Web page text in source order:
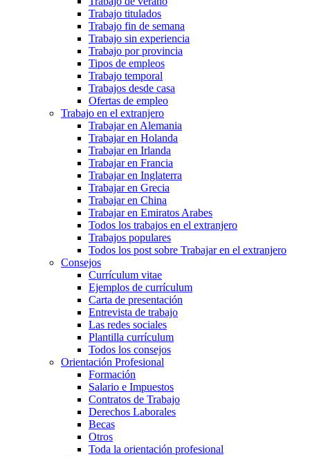
Trabajo titulados
Trabajo fin de semana
Trabajo sin experiencia
Trabajo por provincia
Tipos de empleos
Trabajo temporal
Trabajos desde casa
Ofertas de empleo
Trabajo en el extranjero
Trabajar en Alemania
Trabajar en Holanda
Trabajar en Irlanda
Trabajar en Francia
Trabajar en Inglaterra
Trabajar en Grecia
Trabajar en China
Trabajar en Emiratos Arabes
Todos los trabajos en el extranjero
Trabajos populares
Todos los post sobre Trabajar en el extranjero
Consejos
Currículum vitae
Ejemplos de currículum
Carta de presentación
Entrevista de trabajo
Las redes sociales
Plantilla currículum
Todos los consejos
Orientación Profesional
Formación
Salario e Impuestos
Contratos de Trabajo
Derechos Laborales
Becas
Otros
Toda la orientación profesional